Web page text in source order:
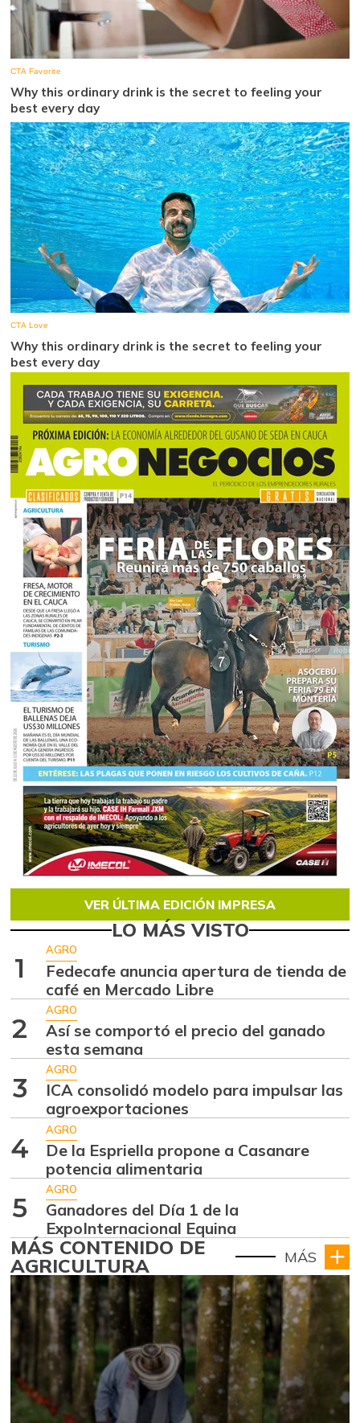
VER ÚLTIMA EDICIÓN IMPRESA
LO MÁS VISTO
1
AGRO
Fedecafe anuncia apertura de tienda de
café en Mercado Libre
2
AGRO
Así se comportó el precio del ganado
esta semana
3
AGRO
ICA consolidó modelo para impulsar las
agroexportaciones
4
AGRO
De la Espriella propone a Casanare
potencia alimentaria
5
AGRO
Ganadores del Día 1 de la
ExpoInternacional Equina
MÁS CONTENIDO DE
AGRICULTURA MÁS